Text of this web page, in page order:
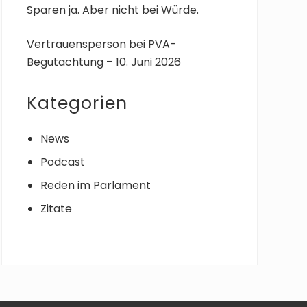
Sparen ja. Aber nicht bei Würde.
Vertrauensperson bei PVA-
Begutachtung – 10. Juni 2026
Kategorien
News
Podcast
Reden im Parlament
Zitate